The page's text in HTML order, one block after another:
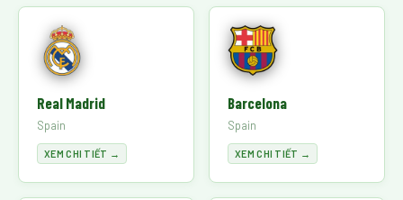
Real Madrid
Spain
XEM CHI TIẾT →
Barcelona
Spain
XEM CHI TIẾT →